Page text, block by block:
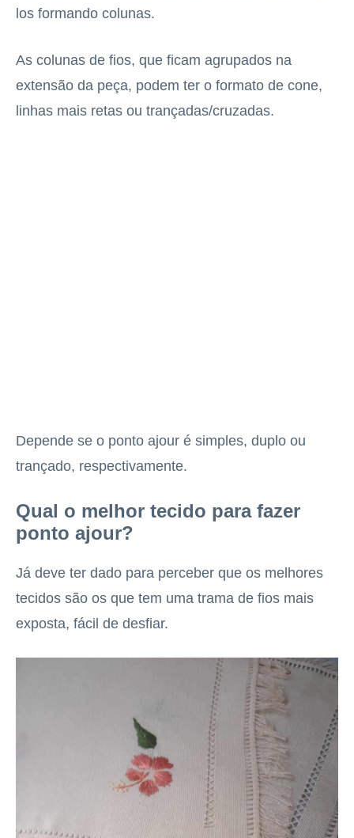
los formando colunas.
As colunas de fios, que ficam agrupados na
extensão da peça, podem ter o formato de cone,
linhas mais retas ou trançadas/cruzadas.
Depende se o ponto ajour é simples, duplo ou
trançado, respectivamente.
Qual o melhor tecido para fazer
ponto ajour?
Já deve ter dado para perceber que os melhores
tecidos são os que tem uma trama de fios mais
exposta, fácil de desfiar.